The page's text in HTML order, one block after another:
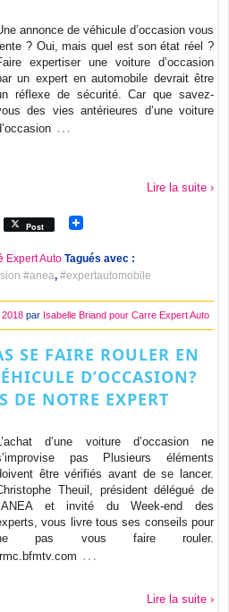
annonce de véhicule d’occasion vous
? Oui, mais quel est son état réel ?
expertiser une voiture d’occasion
un expert en automobile devrait être
réflexe de sécurité. Car que savez-
des vies antérieures d’une voiture
…
Lire la suite ›
Post
Expert Auto Tagués avec :
#anea, #expertautomobile
2018 par Isabelle Briand pour Carre Expert Auto
SE FAIRE ROULER EN
D’OCCASION?
DE NOTRE EXPERT
L’achat d’une voiture d’occasion ne
pas Plusieurs éléments
être vérifiés avant de se lancer.
Theuil, président délégué de
et invité du Week-end des
vous livre tous ses conseils pour
pas vous faire rouler.
…
Lire la suite ›